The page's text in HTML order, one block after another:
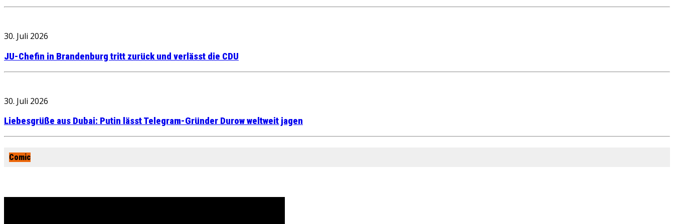
30. Juli 2026
JU-Chefin in Brandenburg tritt zurück und verlässt die CDU
30. Juli 2026
Liebesgrüße aus Dubai: Putin lässt Telegram-Gründer Durow weltweit jagen
Comic